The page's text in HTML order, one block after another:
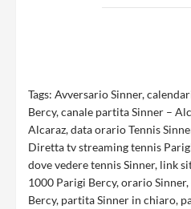
Tags: Avversario Sinner,
Bercy,canale partita Sinner –
Alcaraz,data orario Tennis
Diretta tv streaming tennis
dove vedere tennis Sinner, link
1000 Parigi Bercy,orario Sinner,
Bercy, partita Sinner in chiaro,